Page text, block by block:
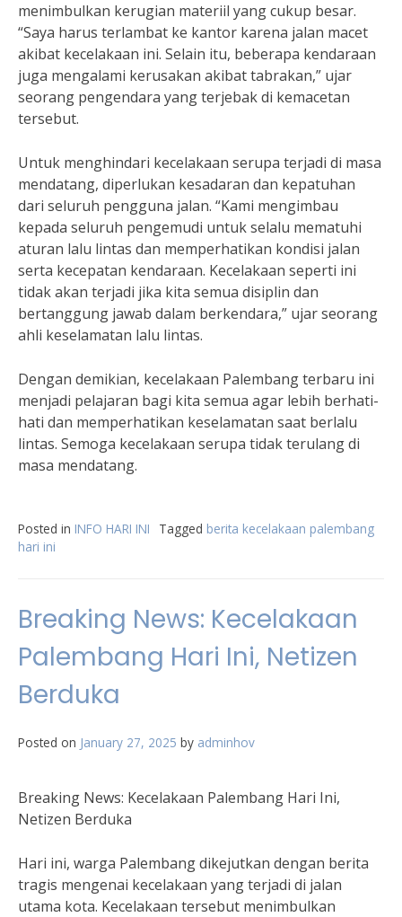
menimbulkan kerugian materiil yang cukup besar.
“Saya harus terlambat ke kantor karena jalan macet
akibat kecelakaan ini. Selain itu, beberapa kendaraan
juga mengalami kerusakan akibat tabrakan,” ujar
seorang pengendara yang terjebak di kemacetan
tersebut.
Untuk menghindari kecelakaan serupa terjadi di masa
mendatang, diperlukan kesadaran dan kepatuhan
dari seluruh pengguna jalan. “Kami mengimbau
kepada seluruh pengemudi untuk selalu mematuhi
aturan lalu lintas dan memperhatikan kondisi jalan
serta kecepatan kendaraan. Kecelakaan seperti ini
tidak akan terjadi jika kita semua disiplin dan
bertanggung jawab dalam berkendara,” ujar seorang
ahli keselamatan lalu lintas.
Dengan demikian, kecelakaan Palembang terbaru ini
menjadi pelajaran bagi kita semua agar lebih berhati-
hati dan memperhatikan keselamatan saat berlalu
lintas. Semoga kecelakaan serupa tidak terulang di
masa mendatang.
Posted in INFO HARI INI Tagged berita kecelakaan palembang
hari ini
Breaking News: Kecelakaan
Palembang Hari Ini, Netizen
Berduka
Posted on January 27, 2025 by adminhov
Breaking News: Kecelakaan Palembang Hari Ini,
Netizen Berduka
Hari ini, warga Palembang dikejutkan dengan berita
tragis mengenai kecelakaan yang terjadi di jalan
utama kota. Kecelakaan tersebut menimbulkan